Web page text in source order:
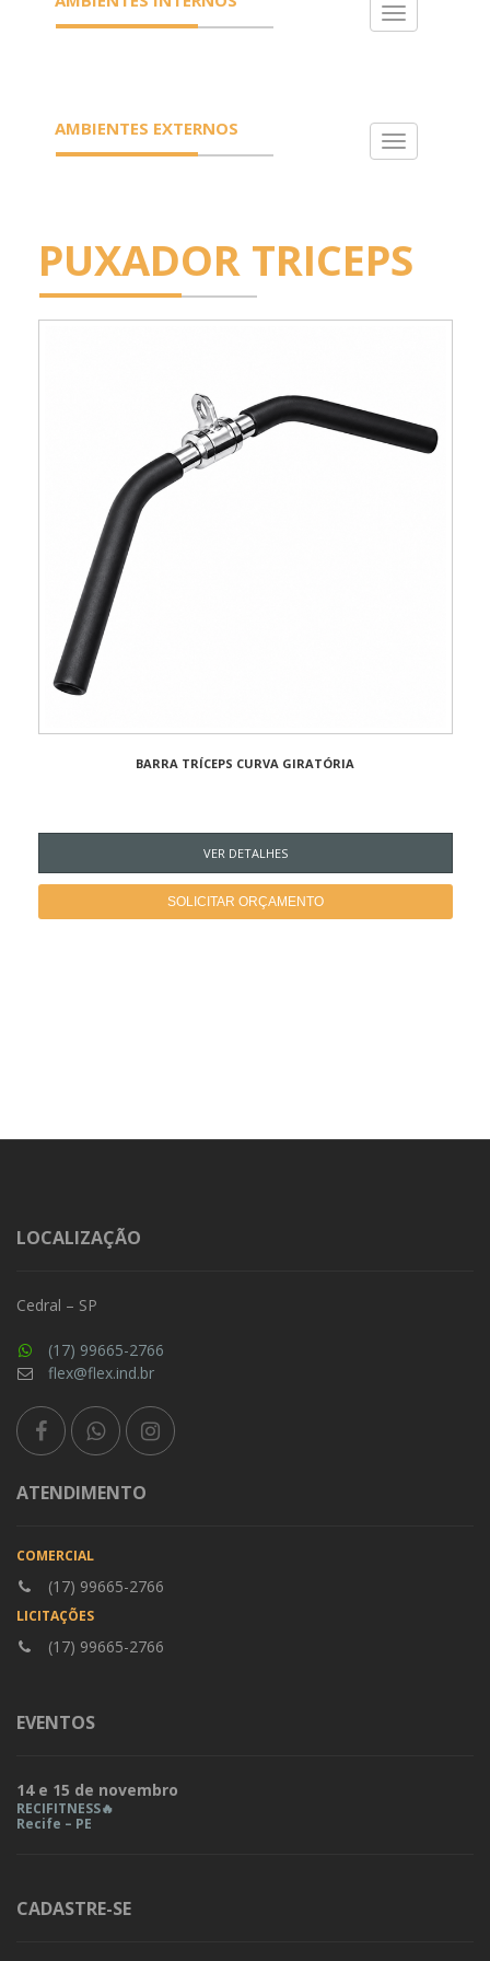
Toggle
AMBIENTES EXTERNOS
Toggle
PUXADOR TRICEPS
BARRA TRÍCEPS CURVA GIRATÓRIA
VER DETALHES
SOLICITAR ORÇAMENTO
LOCALIZAÇÃO
Cedral – SP
(17) 99665-2766
flex@flex.ind.br
ATENDIMENTO
COMERCIAL
(17) 99665-2766
LICITAÇÕES
(17) 99665-2766
EVENTOS
14 e 15 de novembro
RECIFITNESS🔥
Recife – PE
CADASTRE-SE